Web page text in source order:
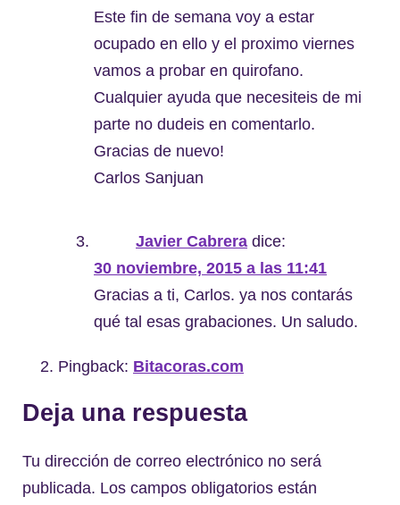
Este fin de semana voy a estar
ocupado en ello y el proximo viernes
vamos a probar en quirofano.
Cualquier ayuda que necesiteis de mi
parte no dudeis en comentarlo.
Gracias de nuevo!
Carlos Sanjuan
Javier Cabrera dice:
30 noviembre, 2015 a las 11:41
Gracias a ti, Carlos. ya nos contarás
qué tal esas grabaciones. Un saludo.
Pingback: Bitacoras.com
Deja una respuesta
Tu dirección de correo electrónico no será
publicada. Los campos obligatorios están